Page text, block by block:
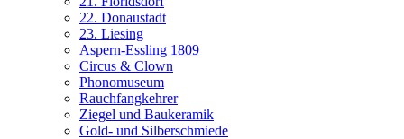
22. Donaustadt
23. Liesing
Aspern-Essling 1809
Circus & Clown
Phonomuseum
Rauchfangkehrer
Ziegel und Baukeramik
Gold- und Silberschmiede